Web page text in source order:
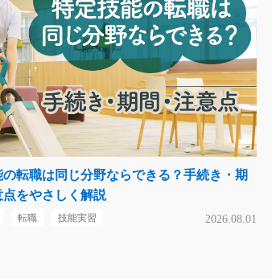
転職は同じ分野ならできる？手続き・期
点をやさしく解説
転職 技能実習 2026.08.01